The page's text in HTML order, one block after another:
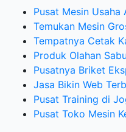
Pusat Mesin Usaha
Temukan Mesin
Tempatnya Cetak
Produk Olahan
Pusatnya Briket
Jasa Bikin Web
Pusat Training di
Pusat Toko Mesin